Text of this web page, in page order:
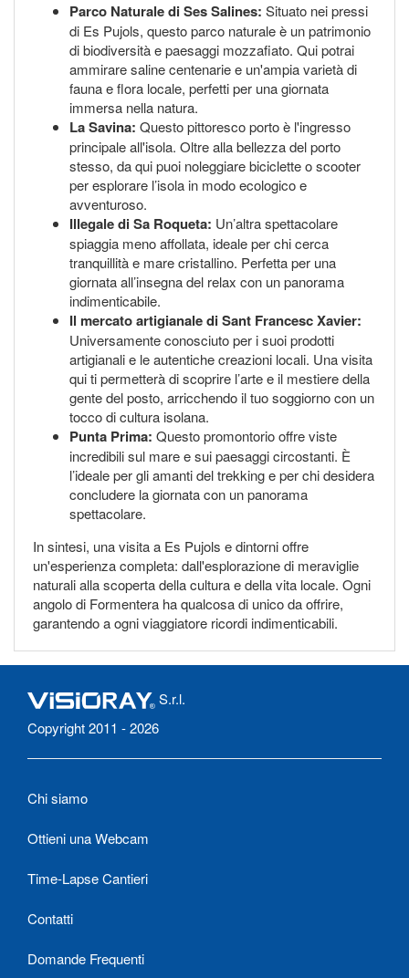
Parco Naturale di Ses Salines: Situato nei pressi
di Es Pujols, questo parco naturale è un patrimonio
di biodiversità e paesaggi mozzafiato. Qui potrai
ammirare saline centenarie e un'ampia varietà di
fauna e flora locale, perfetti per una giornata
immersa nella natura.
La Savina: Questo pittoresco porto è l'ingresso
principale all'isola. Oltre alla bellezza del porto
stesso, da qui puoi noleggiare biciclette o scooter
per esplorare l’isola in modo ecologico e
avventuroso.
Illegale di Sa Roqueta: Un’altra spettacolare
spiaggia meno affollata, ideale per chi cerca
tranquillità e mare cristallino. Perfetta per una
giornata all’insegna del relax con un panorama
indimenticabile.
Il mercato artigianale di Sant Francesc Xavier:
Universamente conosciuto per i suoi prodotti
artigianali e le autentiche creazioni locali. Una visita
qui ti permetterà di scoprire l’arte e il mestiere della
gente del posto, arricchendo il tuo soggiorno con un
tocco di cultura isolana.
Punta Prima: Questo promontorio offre viste
incredibili sul mare e sui paesaggi circostanti. È
l’ideale per gli amanti del trekking e per chi desidera
concludere la giornata con un panorama
spettacolare.
In sintesi, una visita a Es Pujols e dintorni offre
un'esperienza completa: dall'esplorazione di meraviglie
naturali alla scoperta della cultura e della vita locale. Ogni
angolo di Formentera ha qualcosa di unico da offrire,
garantendo a ogni viaggiatore ricordi indimenticabili.
S.r.l.
Copyright 2011 - 2026
Chi siamo
Ottieni una Webcam
Time-Lapse Cantieri
Contatti
Domande Frequenti